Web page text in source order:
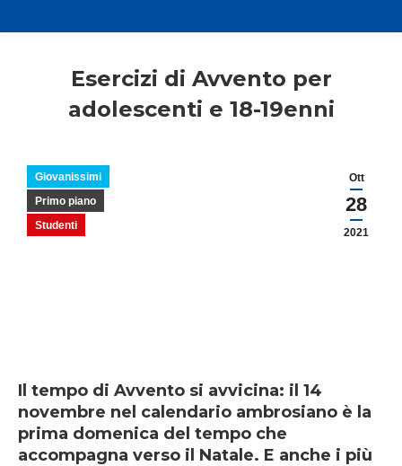
Esercizi di Avvento per
adolescenti e 18-19enni
Ott
28
2021
Giovanissimi
Primo piano
Studenti
Il tempo di Avvento si avvicina: il 14
novembre nel calendario ambrosiano è la
prima domenica del tempo che
accompagna verso il Natale. E anche i più